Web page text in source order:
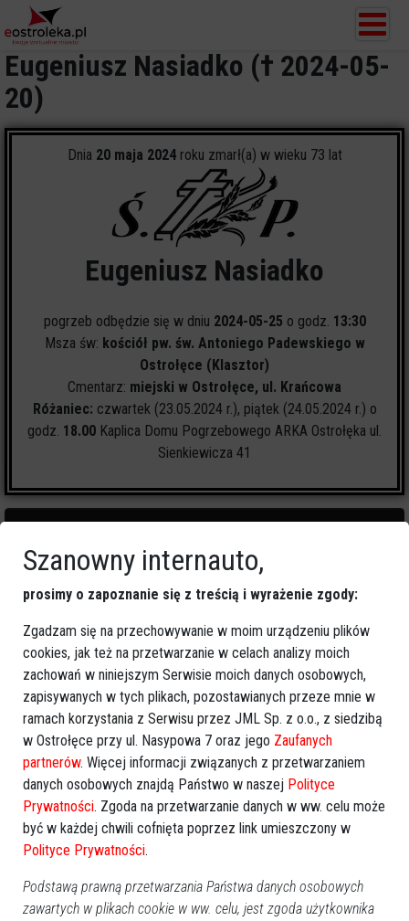
Eugeniusz Nasiadko († 2024-05-
20)
Dnia 20 maja 2024roku zmarł(a) w wieku 73 lat
Eugeniusz Nasiadko
pogrzeb odbędzie się w dniu 2024-05-25 o godz. 13:30
Msza św: kościół pw. św. Antoniego Padewskiego w
Ostrołęce (Klasztor)
Cmentarz: miejski w Ostrołęce, ul. Krańcowa
Różaniec: czwartek (23.05.2024 r.), piątek (24.05.2024 r.) o
godz. 18.00 Kaplica Domu Pogrzebowego ARKA Ostrołęka ul.
Sienkiewicza 41
2zapalonych świeczek
🕯Zapal świeczkę ↗Udostępnij
wróć
Szanowny internauto,
prosimy o zapoznanie się z treścią i wyrażenie zgody:
Zgadzam się na przechowywanie w moim urządzeniu plików
cookies, jak też na przetwarzanie w celach analizy moich
zachowań w niniejszym Serwisie moich danych osobowych,
zapisywanych w tych plikach, pozostawianych przeze mnie w
ramach korzystania z Serwisu przez JML Sp. z o.o., z siedzibą
w Ostrołęce przy ul. Nasypowa 7 oraz jego Zaufanych
partnerów. Więcej informacji związanych z przetwarzaniem
danych osobowych znajdą Państwo w naszej Polityce
Prywatności. Zgoda na przetwarzanie danych w ww. celu może
być w każdej chwili cofnięta poprzez link umieszczony w
Polityce Prywatności.
Podstawą prawną przetwarzania Państwa danych osobowych
zawartych w plikach cookie w ww. celu, jest zgoda użytkownika